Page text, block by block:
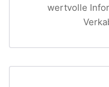
wertvolle